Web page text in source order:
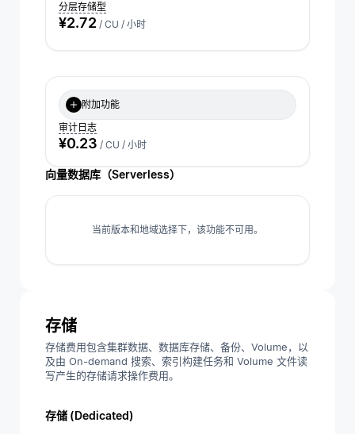
分层存储型
¥2.72 / CU / 小时
附加功能
审计日志
¥0.23 / CU / 小时
向量数据库（Serverless）
当前版本和地域选择下，该功能不可用。
存储
存储费用包含集群数据、数据库存储、备份、Volume，以
及由 On-demand 搜索、索引构建任务和 Volume 文件读
写产生的存储请求操作费用。
存储 (Dedicated)